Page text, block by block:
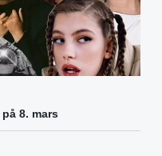
8. mars